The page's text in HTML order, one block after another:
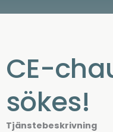
CE-
sökes!
Tjänstebeskrivning